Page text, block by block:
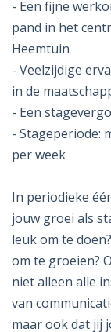
- Een fijne
pand in het
Heemtuin
- Veelzijdige
in de
- Een
- Stageperiode:
per week
In periodieke
jouw groei als
leuk om te
om te groeien?
niet alleen alle
van
maar ook dat jij